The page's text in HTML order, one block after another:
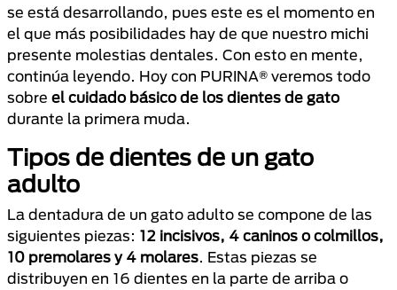
se está desarrollando, pues este es el momento en
el que más posibilidades hay de que nuestro michi
presente molestias dentales. Con esto en mente,
continúa leyendo. Hoy con PURINA® veremos todo
sobre el cuidado básico de los dientes de gato
durante la primera muda.
Tipos de dientes de un gato
adulto
La dentadura de un gato adulto se compone de las
siguientes piezas: 12 incisivos, 4 caninos o colmillos,
10 premolares y 4 molares. Estas piezas se
distribuyen en 16 dientes en la parte de arriba o